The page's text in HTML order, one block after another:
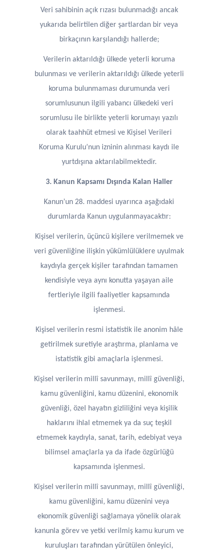
Veri sahibinin açık rızası bulunmadığı ancak
yukarıda belirtilen diğer şartlardan bir veya
birkaçının karşılandığı hallerde;
Verilerin aktarıldığı ülkede yeterli koruma
bulunması ve verilerin aktarıldığı ülkede yeterli
koruma bulunmaması durumunda veri
sorumlusunun ilgili yabancı ülkedeki veri
sorumlusu ile birlikte yeterli korumayı yazılı
olarak taahhüt etmesi ve Kişisel Verileri
Koruma Kurulu’nun izninin alınması kaydı ile
yurtdışına aktarılabilmektedir.
3. Kanun Kapsamı Dışında Kalan Haller
Kanun’un 28. maddesi uyarınca aşağıdaki
durumlarda Kanun uygulanmayacaktır:
Kişisel verilerin, üçüncü kişilere verilmemek ve
veri güvenliğine ilişkin yükümlülüklere uyulmak
kaydıyla gerçek kişiler tarafından tamamen
kendisiyle veya aynı konutta yaşayan aile
fertleriyle ilgili faaliyetler kapsamında
işlenmesi.
Kişisel verilerin resmi istatistik ile anonim hâle
getirilmek suretiyle araştırma, planlama ve
istatistik gibi amaçlarla işlenmesi.
Kişisel verilerin millî savunmayı, millî güvenliği,
kamu güvenliğini, kamu düzenini, ekonomik
güvenliği, özel hayatın gizliliğini veya kişilik
haklarını ihlal etmemek ya da suç teşkil
etmemek kaydıyla, sanat, tarih, edebiyat veya
bilimsel amaçlarla ya da ifade özgürlüğü
kapsamında işlenmesi.
Kişisel verilerin millî savunmayı, millî güvenliği,
kamu güvenliğini, kamu düzenini veya
ekonomik güvenliği sağlamaya yönelik olarak
kanunla görev ve yetki verilmiş kamu kurum ve
kuruluşları tarafından yürütülen önleyici,